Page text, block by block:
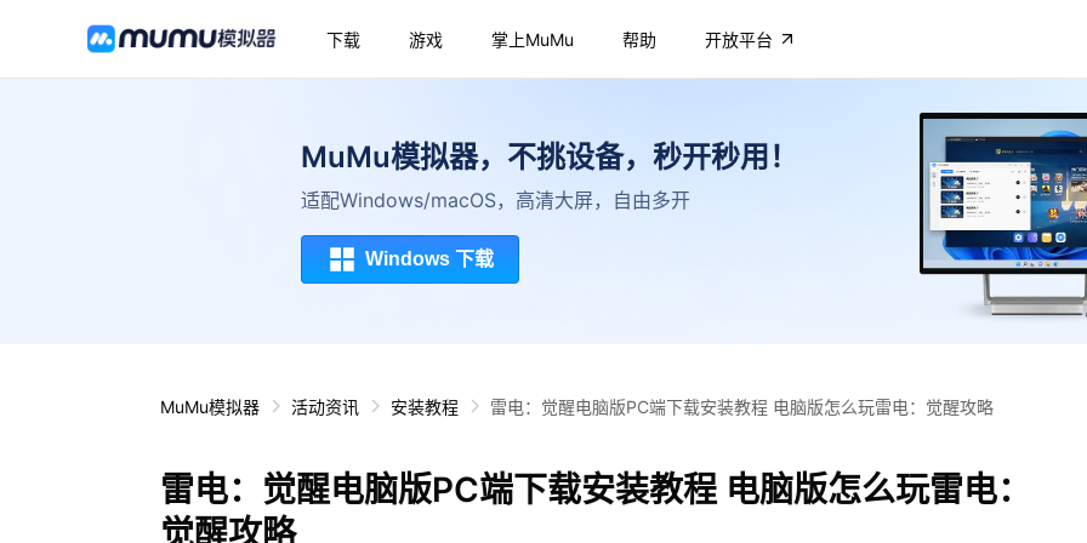
下载 游戏 掌上MuMu 帮助 开放平台
MuMu模拟器，不挑设备，秒开秒用！
适配Windows/macOS，高清大屏，自由多开
Windows 下载
MuMu模拟器 活动资讯 安装教程 雷电：觉醒电脑版PC端下载安装教程 电脑版怎么玩雷电：觉醒攻略
雷电：觉醒电脑版PC端下载安装教程 电脑版怎么玩雷电：
觉醒攻略